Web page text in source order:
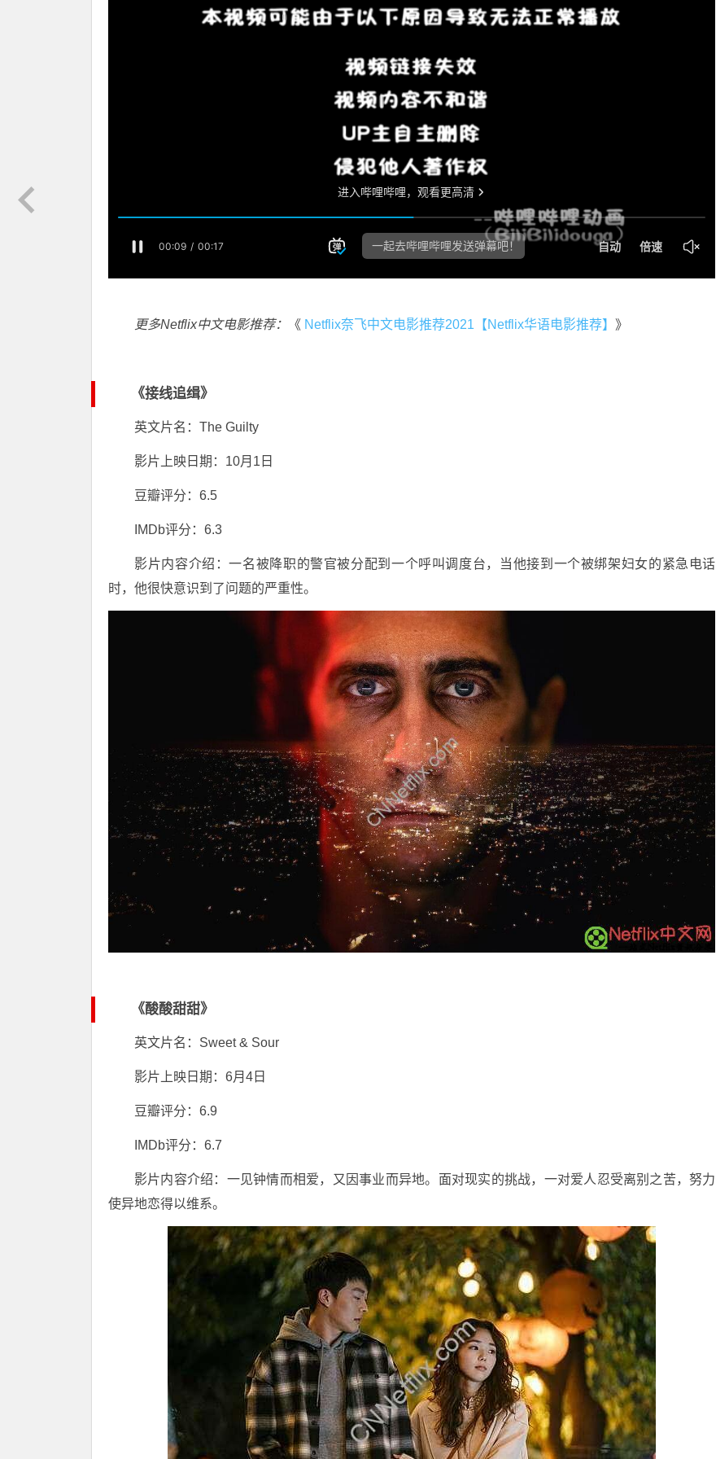
更多Netflix中文电影推荐： 《 Netflix奈飞中文电影推荐2021【Netflix华语电影推荐】 》
《接线追缉》
英文片名：The Guilty
影片上映日期：10月1日
豆瓣评分：6.5
IMDb评分：6.3
影片内容介绍：一名被降职的警官被分配到一个呼叫调度台，当他接到一个被绑架妇女的紧急电话
时，他很快意识到了问题的严重性。
《酸酸甜甜》
英文片名：Sweet & Sour
影片上映日期：6月4日
豆瓣评分：6.9
IMDb评分：6.7
影片内容介绍：一见钟情而相爱，又因事业而异地。面对现实的挑战，一对爱人忍受离别之苦，努力
使异地恋得以维系。